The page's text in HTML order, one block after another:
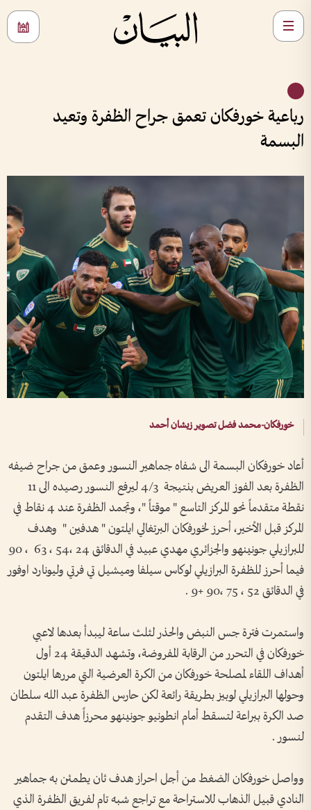
رباعية خورفكان تعمق جراح الظفرة وتعيد
البسمة
خورفكان-محمد فضل تصوير زيشان أحمد
أعاد خورفكان البسمة الى شفاه جماهير النسور وعمق من جراح ضيفه
الظفرة بعد الفوز العريض بنتيجة 4/3 ليرفع النسور رصيده الى 11
نقطة متقدماً نحو المركز التاسع " موقتاً "، وتجمد الظفرة عند 4 نقاط في
المركز قبل الأخير، أحرز لخورفكان البرتغالي ايلتون " هدفين " وهدف
للبرازيلي جونينهو والجزائري مهدي عبيد في الدقائق 24 ،54 ، 63 ، 90
فيما أحرز للظفرة البرازيلي لوكاس سيلفا وميشيل تي فرتي وليونارد اوفور
في الدقائق 52 ، 75 ،90 +9 .
واستمرت فترة جس النبض والحذر لثلث ساعة ليبدأ بعدها لاعبي
خورفكان في التحرر من الرقابة المفروضة، وتشهد الدقيقة 24 أول
أهداف اللقاء لمصلحة خورفكان من الكرة العرضية التي مررها ايلتون
وحولها البرازيلي لوبيز بطريقة رائعة لكن حارس الظفرة عبد الله سلطان
صد الكرة ببراعة لتسقط أمام انطونيو جونينهو محرزاً هدف التقدم
لنسور .
وواصل خورفكان الضغط من أجل احراز هدف ثان يطمئن به جماهير
النادي قبيل الذهاب للاستراحة مع تراجع شبه تام لفريق الظفرة الذي